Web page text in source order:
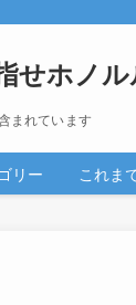
ホノル
まれています
リー これま